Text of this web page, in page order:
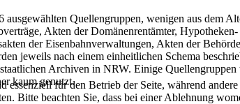
Quellengruppen, wenigen aus dem
Akten der Domänenrentämter,
der Eisenbahnverwaltungen, Akten der
jeweils nach einem einheitlichen Schema
Archiven in NRW. Einige
kaum genutzt.für den Betrieb der Seite, während
Bitte beachten Sie, dass bei einer Ablehnung